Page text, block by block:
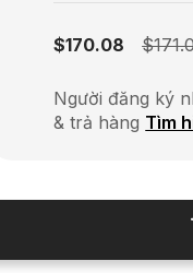
$170.08
Người đăng ký
& trả hàng Tìm